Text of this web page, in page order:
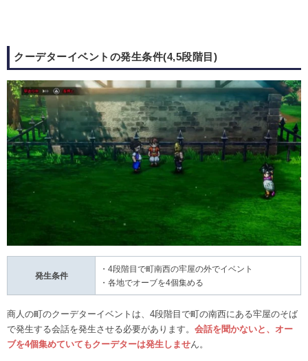
クーデターイベントの発生条件(4,5段階目)
発生条件
・4段階目で町南西の牢屋の外でイベント
・各地でオーブを4個集める
商人の町のクーデターイベントは、4段階目で町の南西にある牢屋のそば
で発生する会話を発生させる必要があります。 会話を聞かないと、オー
ブを4個集めていてもクーデターは発生しません。